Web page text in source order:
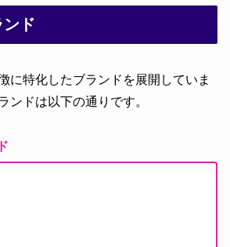
ンド
に特化したブランドを展開していま
ンドは以下の通りです。